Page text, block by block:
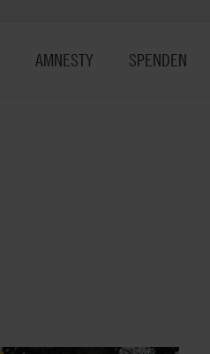
AMNESTY SPENDEN